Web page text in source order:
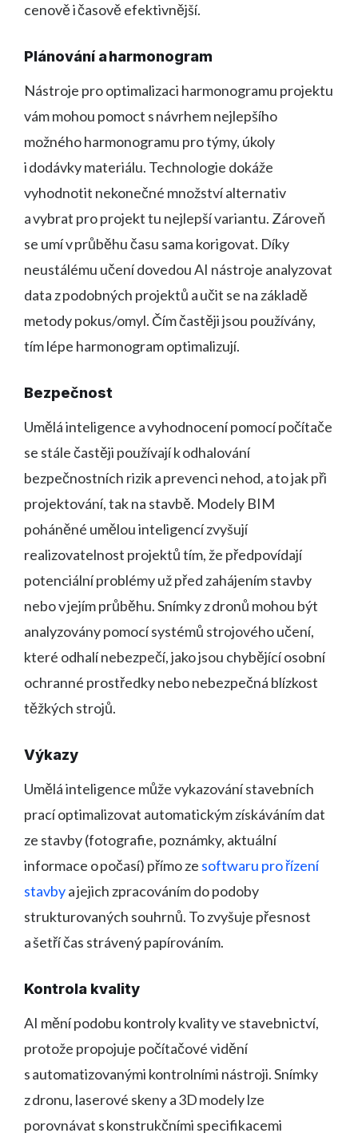
cenově i časově efektivnější.
Plánování a harmonogram
Nástroje pro optimalizaci harmonogramu projektu
vám mohou pomoct s návrhem nejlepšího
možného harmonogramu pro týmy, úkoly
i dodávky materiálu. Technologie dokáže
vyhodnotit nekonečné množství alternativ
a vybrat pro projekt tu nejlepší variantu. Zároveň
se umí v průběhu času sama korigovat. Díky
neustálému učení dovedou AI nástroje analyzovat
data z podobných projektů a učit se na základě
metody pokus/omyl. Čím častěji jsou používány,
tím lépe harmonogram optimalizují.
Bezpečnost
Umělá inteligence a vyhodnocení pomocí počítače
se stále častěji používají k odhalování
bezpečnostních rizik a prevenci nehod, a to jak při
projektování, tak na stavbě. Modely BIM
poháněné umělou inteligencí zvyšují
realizovatelnost projektů tím, že předpovídají
potenciální problémy už před zahájením stavby
nebo v jejím průběhu. Snímky z dronů mohou být
analyzovány pomocí systémů strojového učení,
které odhalí nebezpečí, jako jsou chybějící osobní
ochranné prostředky nebo nebezpečná blízkost
těžkých strojů.
Výkazy
Umělá inteligence může vykazování stavebních
prací optimalizovat automatickým získáváním dat
ze stavby (fotografie, poznámky, aktuální
informace o počasí) přímo ze softwaru pro řízení
stavbya jejich zpracováním do podoby
strukturovaných souhrnů. To zvyšuje přesnost
a šetří čas strávený papírováním.
Kontrola kvality
AI mění podobu kontroly kvality ve stavebnictví,
protože propojuje počítačové vidění
s automatizovanými kontrolními nástroji. Snímky
z dronu, laserové skeny a 3D modely lze
porovnávat s konstrukčními specifikacemi